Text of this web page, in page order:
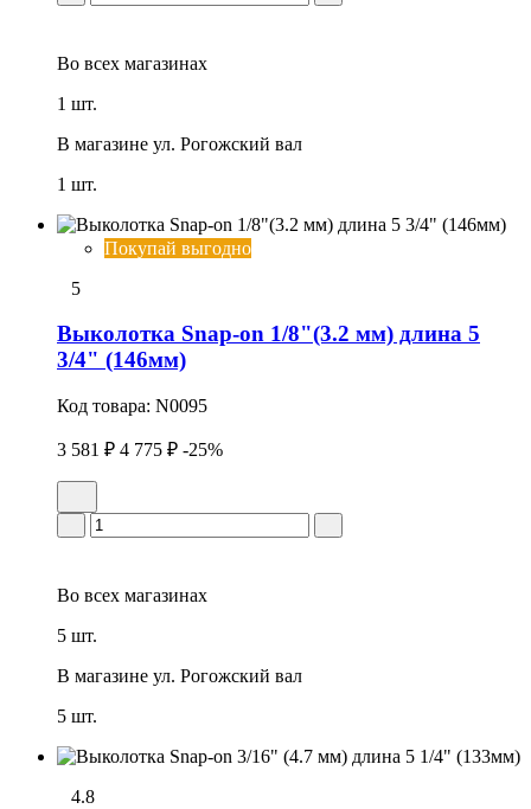
Во всех магазинах
1 шт.
В магазине ул. Рогожский вал
1 шт.
Покупай выгодно
5
Выколотка Snap-on 1/8"(3.2 мм) длина 5
3/4" (146мм)
Код товара: N0095
3 581 ₽ 4 775 ₽ -25%
Во всех магазинах
5 шт.
В магазине ул. Рогожский вал
5 шт.
4.8